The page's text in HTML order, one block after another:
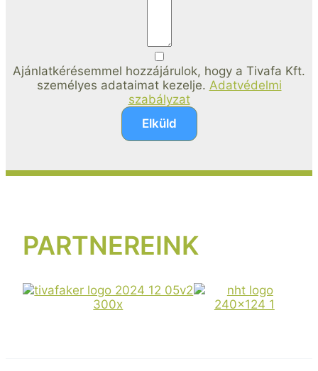
Ajánlatkérésemmel hozzájárulok, hogy a Tivafa Kft.
személyes adataimat kezelje. Adatvédelmi
szabályzat
Elküld
PARTNEREINK